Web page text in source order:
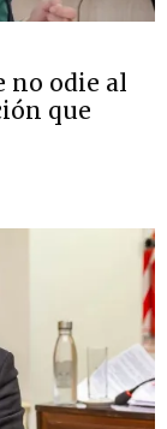
no odie al
que